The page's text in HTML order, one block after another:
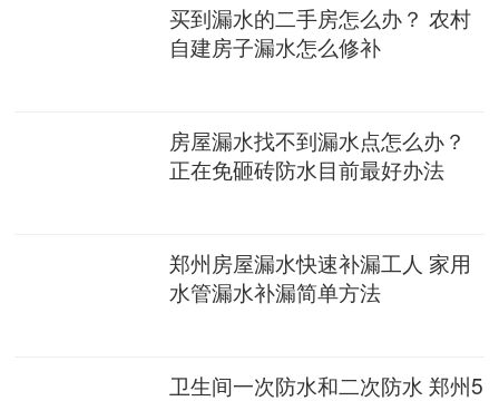
买到漏水的二手房怎么办？ 农村
自建房子漏水怎么修补
房屋漏水找不到漏水点怎么办？
正在免砸砖防水目前最好办法
郑州房屋漏水快速补漏工人 家用
水管漏水补漏简单方法
卫生间一次防水和二次防水 郑州5